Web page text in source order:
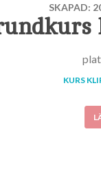
SKAPAD:
KURS